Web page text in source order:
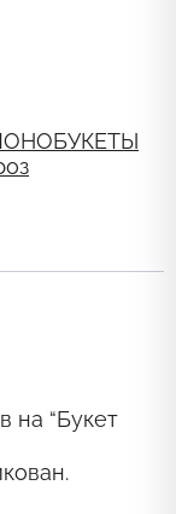
на “Букет